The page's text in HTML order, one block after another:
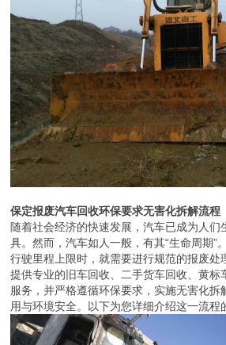
保定报废汽车回收环保要求无害化拆解流程
随着社会经济的快速发展，汽车已成为人们
具。然而，汽车如人一般，有其“生命周期”
行驶里程上限时，就需要进行规范的报废处
提供专业的旧车回收、二手货车回收、黄标
服务，并严格遵循环保要求，实施无害化拆
用与环境安全。以下为您详细介绍这一流程